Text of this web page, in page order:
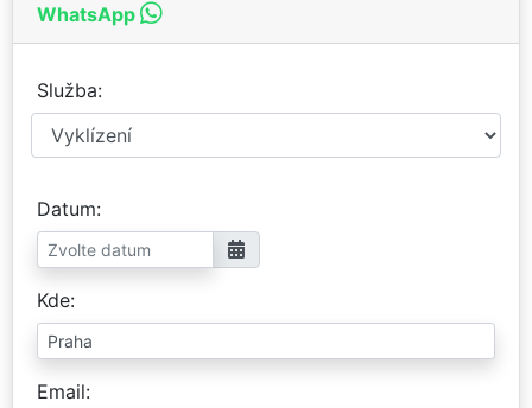
WhatsApp
Služba
Datum
Kde
Email